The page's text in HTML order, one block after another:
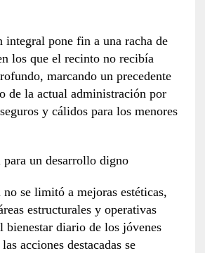
integral pone fin a una racha de
los que el recinto no recibía
marcando un precedente
de la actual administración por
y cálidos para los menores
un desarrollo digno
se limitó a mejoras estéticas,
estructurales y operativas
bienestar diario de los jóvenes
acciones destacadas se